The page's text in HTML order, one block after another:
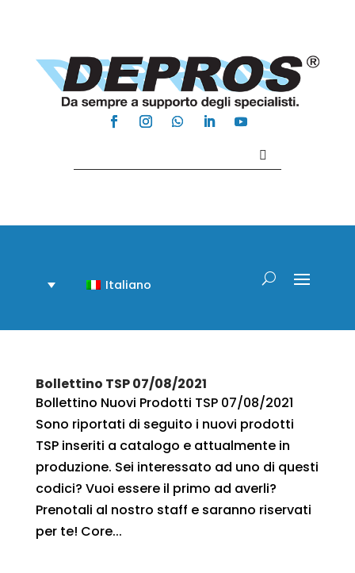
Italiano
Bollettino TSP 07/08/2021
Bollettino Nuovi Prodotti TSP 07/08/2021
Sono riportati di seguito i nuovi prodotti
TSP inseriti a catalogo e attualmente in
produzione. Sei interessato ad uno di questi
codici? Vuoi essere il primo ad averli?
Prenotali al nostro staff e saranno riservati
per te! Core...